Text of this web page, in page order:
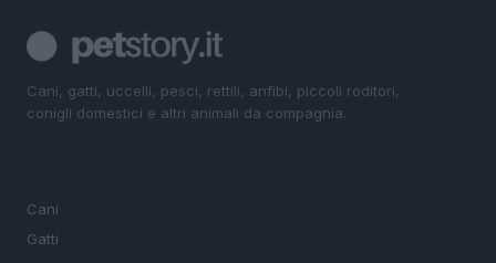
Cani, gatti, uccelli, pesci, rettili, anfibi, piccoli roditori,
conigli domestici e altri animali da compagnia.
Cani
Gatti